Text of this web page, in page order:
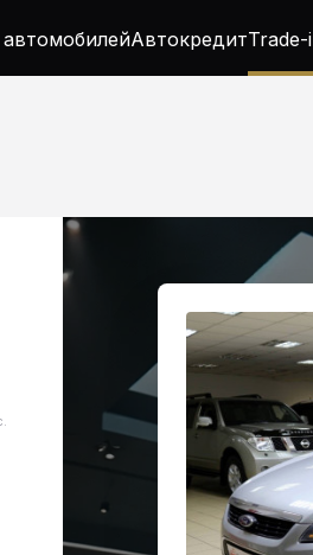
автомобилейАвтокредитTrade-